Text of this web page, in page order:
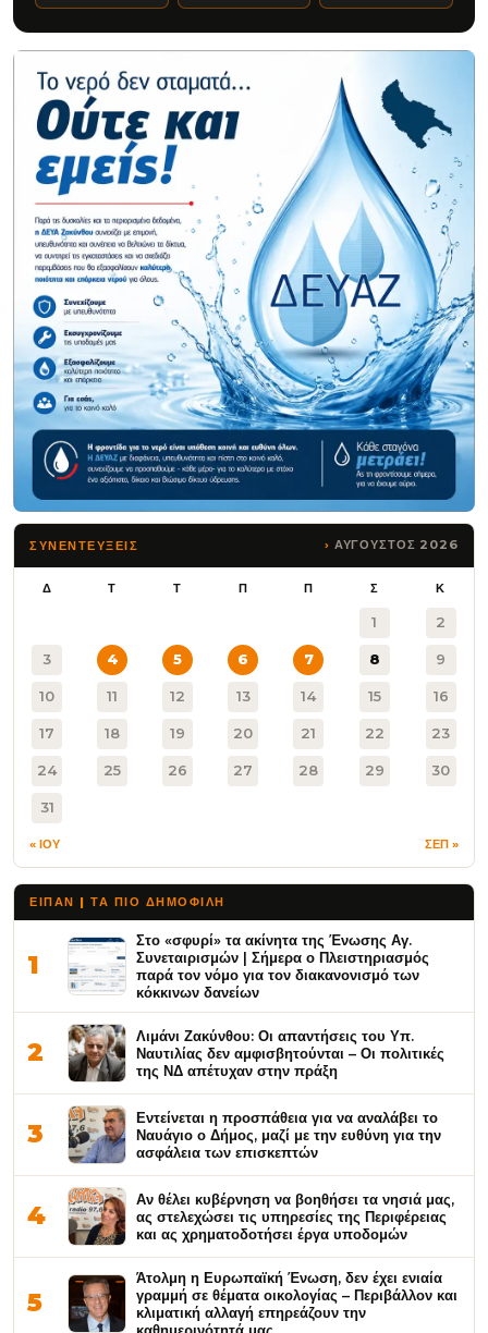
ΣΥΝΕΝΤΕΥΞΕΙΣ ΑΥΓΟΥΣΤΟΣ 2026
Δ Τ Τ Π Π Σ Κ
1 2
3 4 5 6 7 8 9
10 11 12 13 14 15 16
17 18 19 20 21 22 23
24 25 26 27 28 29 30
31
« ΙΟΥ ΣΕΠ »
ΕΙΠΑΝ | ΤΑ ΠΙΟ ΔΗΜΟΦΙΛΉ
1
Στο «σφυρί» τα ακίνητα της Ένωσης Αγ.
Συνεταιρισμών | Σήμερα ο Πλειστηριασμός
παρά τον νόμο για τον διακανονισμό των
κόκκινων δανείων
2
Λιμάνι Ζακύνθου: Οι απαντήσεις του Υπ.
Ναυτιλίας δεν αμφισβητούνται – Οι πολιτικές
της ΝΔ απέτυχαν στην πράξη
3
Εντείνεται η προσπάθεια για να αναλάβει το
Ναυάγιο ο Δήμος, μαζί με την ευθύνη για την
ασφάλεια των επισκεπτών
4
Αν θέλει κυβέρνηση να βοηθήσει τα νησιά μας,
ας στελεχώσει τις υπηρεσίες της Περιφέρειας
και ας χρηματοδοτήσει έργα υποδομών
5
Άτολμη η Ευρωπαϊκή Ένωση, δεν έχει ενιαία
γραμμή σε θέματα οικολογίας – Περιβάλλον και
κλιματική αλλαγή επηρεάζουν την